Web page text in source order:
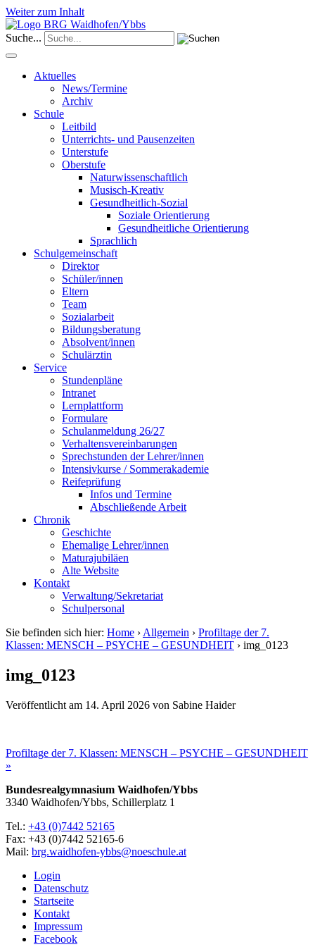
Weiter zum Inhalt
Suche...
Aktuelles
News/Termine
Archiv
Schule
Leitbild
Unterrichts- und Pausenzeiten
Unterstufe
Oberstufe
Naturwissenschaftlich
Musisch-Kreativ
Gesundheitlich-Sozial
Soziale Orientierung
Gesundheitliche Orientierung
Sprachlich
Schulgemeinschaft
Direktor
Schüler/innen
Eltern
Team
Sozialarbeit
Bildungsberatung
Absolvent/innen
Schulärztin
Service
Stundenpläne
Intranet
Lernplattform
Formulare
Schulanmeldung 26/27
Verhaltensvereinbarungen
Sprechstunden der Lehrer/innen
Intensivkurse / Sommerakademie
Reifeprüfung
Infos und Termine
Abschließende Arbeit
Chronik
Geschichte
Ehemalige Lehrer/innen
Maturajubiläen
Alte Website
Kontakt
Verwaltung/Sekretariat
Schulpersonal
Sie befinden sich hier: Home › Allgemein › Profiltage der 7.
Klassen: MENSCH – PSYCHE – GESUNDHEIT › img_0123
img_0123
Veröffentlicht am 14. April 2026 von Sabine Haider
Profiltage der 7. Klassen: MENSCH – PSYCHE – GESUNDHEIT
»
Bundesrealgymnasium Waidhofen/Ybbs
3340 Waidhofen/Ybbs, Schillerplatz 1
Tel.: +43 (0)7442 52165
Fax: +43 (0)7442 52165-6
Mail: brg.waidhofen-ybbs@noeschule.at
Login
Datenschutz
Startseite
Kontakt
Impressum
Facebook